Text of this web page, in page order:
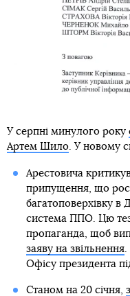
У серпні минулого року
Артем Шило . У новому
Арестовича
припущення, що
багатоповерхівку в
система ППО. Цю
пропаганда, щоб
заяву на звільнення.
Офісу президента
Станом на 20 січня,